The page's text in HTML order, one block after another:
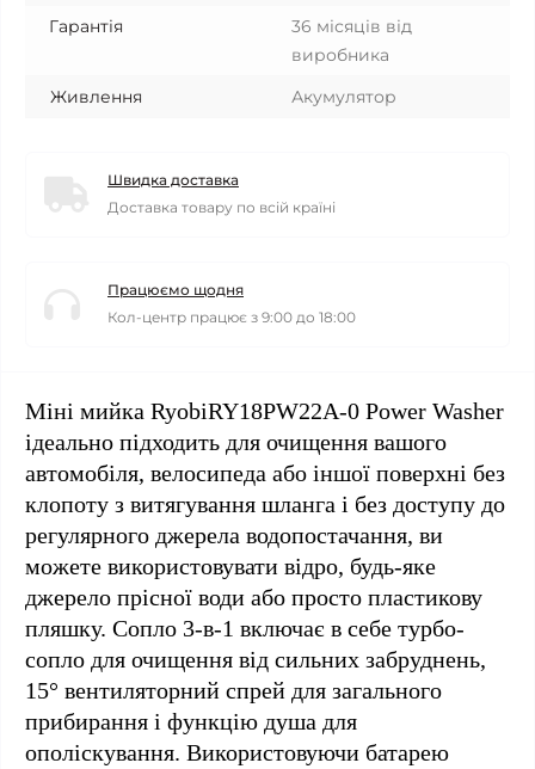
Гарантія
36 місяців від
виробника
Живлення
Акумулятор
Швидка доставка
Доставка товару по всій країні
Працюємо щодня
Кол-центр працює з 9:00 до 18:00
Міні мийка RyobiRY18PW22A-0 Power Washer
ідеально підходить для очищення вашого
автомобіля, велосипеда або іншої поверхні без
клопоту з витягування шланга і без доступу до
регулярного джерела водопостачання, ви
можете використовувати відро, будь-яке
джерело прісної води або просто пластикову
пляшку. Сопло 3-в-1 включає в себе турбо-
сопло для очищення від сильних забруднень,
15° вентиляторний спрей для загального
прибирання і функцію душа для
ополіскування. Використовуючи батарею